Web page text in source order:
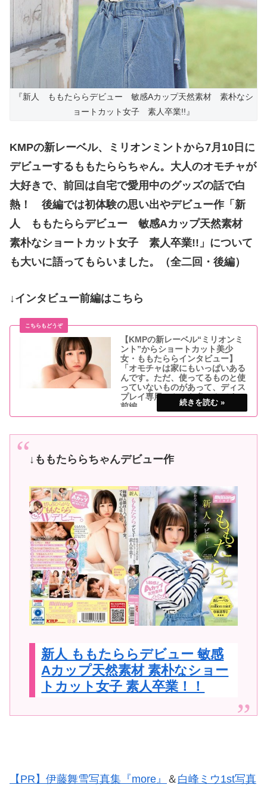
『新人 ももたららデビュー 敏感Aカップ天然素材 素朴なシ
ョートカット女子 素人卒業!!』
KMPの新レーベル、ミリオンミントから7月10日に
デビューするももたららちゃん。大人のオモチャが
大好きで、前回は自宅で愛用中のグッズの話で白
熱！ 後編では初体験の思い出やデビュー作「新
人 ももたららデビュー 敏感Aカップ天然素材
素朴なショートカット女子 素人卒業!!」について
も大いに語ってもらいました。（全二回・後編）
↓インタビュー前編はこちら
【KMPの新レーベル“ミリオンミ
ント”からショートカット美少
女・ももたららインタビュー】
「オモチャは家にもいっぱいある
んです。ただ、使ってるものと使
っていないものがあって、ディス
プレイ専用のやつも多いんです」
前編
敏感なちっぱいがチャームポイントの素人
の素顔に迫りました！（全二回・前編）↓
ももたら
↓ももたららちゃんデビュー作
新人 ももたららデビュー 敏感
Aカップ天然素材 素朴なショー
トカット女子 素人卒業！！
【PR】伊藤舞雪写真集『more』 ＆ 白峰ミウ1st写真